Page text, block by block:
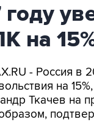
на
- Россия в
на
Ткачев на